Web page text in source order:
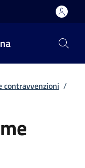
contravvenzioni /